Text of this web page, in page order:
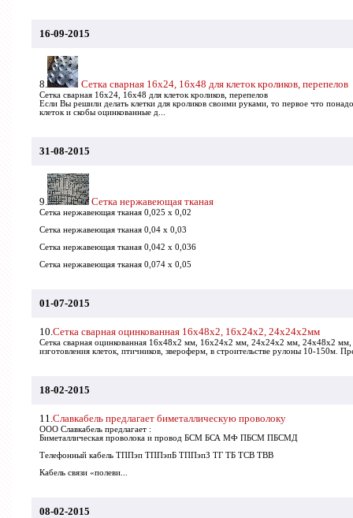
16-09-2015
8. Сетка сварная 16х24, 16х48 для клеток кроликов, перепелов
Сетка сварная 16х24, 16х48 для клеток кроликов, перепелов
Если Вы решили делать клетки для кроликов своими руками, то первое что
клеток и скобы оцинкованные д...
31-08-2015
9. Сетка нержавеющая тканая
Сетка нержавеющая тканая 0,025 х 0,02
Сетка нержавеющая тканая 0,04 х 0,03
Сетка нержавеющая тканая 0,042 х 0,036
Сетка нержавеющая тканая 0,074 х 0,05
01-07-2015
10.Сетка сварная оцинкованная 16х48х2, 16х24х2, 24х24х2мм
Сетка сварная оцинкованная 16х48х2 мм, 16х24х2 мм, 24х24х2 мм, 24х48х2 мм,
изготовления клеток, птичников, звероферм, в строительстве рулоны 10-150м.
18-02-2015
11.Славкабель предлагает биметаллическую проволоку
ООО Славкабель предлагает :
Биметаллическая проволока и провод БСМ БСА МФ ПБСМ ПБСМД
Телефонный кабель ТППэп ТППэпБ ТППэпЗ ТГ ТБ ТСВ ТВВ
Кабель связи «полеви...
08-02-2015